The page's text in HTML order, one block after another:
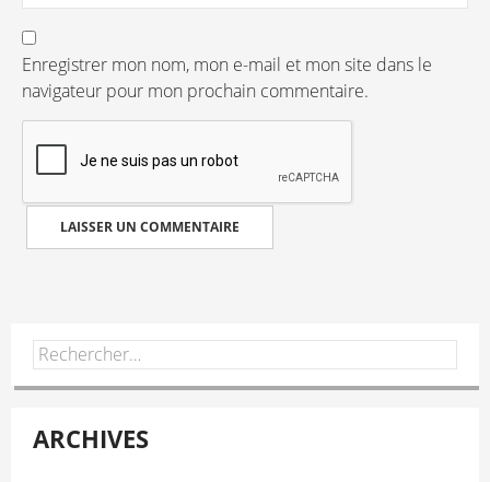
Enregistrer mon nom, mon e-mail et mon site dans le
navigateur pour mon prochain commentaire.
Rechercher :
ARCHIVES